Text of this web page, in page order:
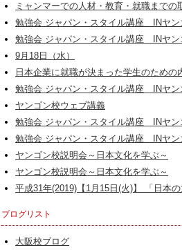
ミャンマーでの人材・教育・就職までの
勉強会 ジャパン・スタイル講座 INヤン
勉強会 ジャパン・スタイル講座 INヤン
9月18日（水）
日本企業に就職が決まった学生のための
勉強会 ジャパン・スタイル講座 INヤン
ヤンゴン校ウェブ講義
勉強会 ジャパン・スタイル講座 INヤン
勉強会 ジャパン・スタイル講座 INヤン
ヤンゴン校説明会～日本文化を学ぶ～
ヤンゴン校説明会～日本文化を学ぶ～
平成31年(2019)【1月15日(火)】 「日本の
ブログリスト
大阪校ブログ